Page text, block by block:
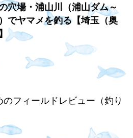
穴場・浦山川（浦山ダム～
でヤマメを釣る【埼玉（奥
フィールドレビュー（釣り